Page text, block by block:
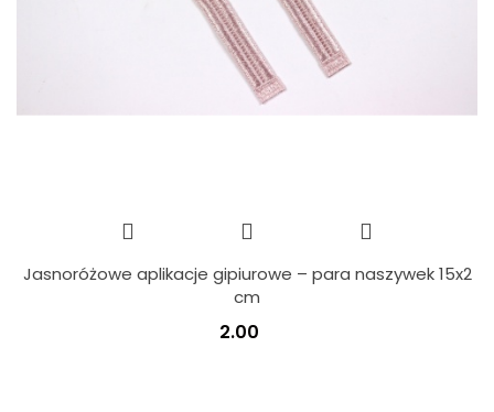
Jasnoróżowe aplikacje gipiurowe – para naszywek 15x2
cm
2.00